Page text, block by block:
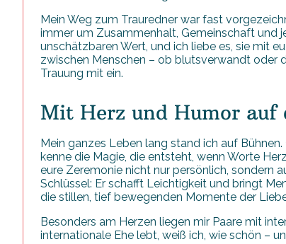
Mein Weg zum Trauredner war fast
immer um Zusammenhalt, Gemeinschaft und
unschätzbaren Wert, und ich liebe es, sie mit
zwischen Menschen – ob blutsverwandt oder
Trauung mit ein.
Mit Herz und Humor auf
Mein ganzes Leben lang stand ich auf
kenne die Magie, die entsteht, wenn Worte
eure Zeremonie nicht nur persönlich, sondern
Schlüssel: Er schafft Leichtigkeit und bringt
die stillen, tief bewegenden Momente der
Besonders am Herzen liegen mir Paare mit
internationale Ehe lebt, weiß ich, wie schön –